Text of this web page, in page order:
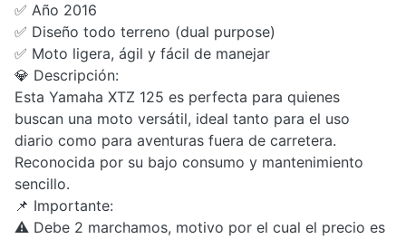
✅ Año 2016
✅ Diseño todo terreno (dual purpose)
✅ Moto ligera, ágil y fácil de manejar
💎 Descripción:
Esta Yamaha XTZ 125 es perfecta para quienes
buscan una moto versátil, ideal tanto para el uso
diario como para aventuras fuera de carretera.
Reconocida por su bajo consumo y mantenimiento
sencillo.
📌 Importante:
⚠️ Debe 2 marchamos, motivo por el cual el precio es